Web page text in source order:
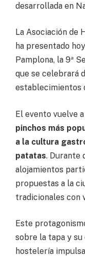
desarrollada en
La Asociación de
ha presentado
Pamplona, la 9ª
que se celebrará
establecimientos
El evento vuelve a
pinchos más
a la cultura
patatas. Durante
alojamientos
propuestas a la
tradicionales con
Este
sobre la tapa y
hostelería